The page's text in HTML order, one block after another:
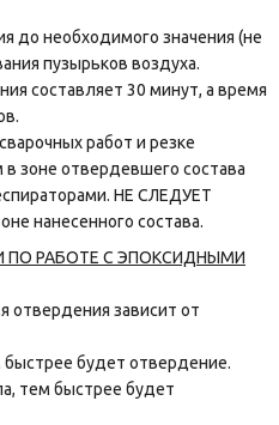
необходимого значения (не
пузырьков воздуха.
составляет 30 минут, а время
работ и резке
зоне отвердевшего состава
НЕ СЛЕДУЕТ
нанесенного состава.
ПО РАБОТЕ С ЭПОКСИДНЫМИ
отвердения зависит от
будет отвердение.
тем быстрее будет